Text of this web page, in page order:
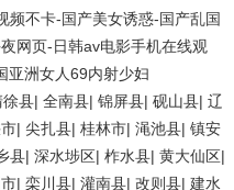
频不卡-国产美女诱惑-国产乱国
网页-日韩av电影手机在线观
亚洲女人69内射少妇
徐县| 全南县| 锦屏县| 砚山县| 辽
| 尖扎县| 桂林市| 渑池县| 镇安
县| 深水埗区| 柞水县| 黄大仙区|
| 栾川县| 灌南县| 改则县| 建水